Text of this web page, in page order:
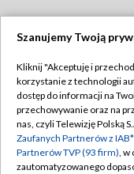
Abonament TVP
Emisja w TVP
Centrum informacji
Szanujemy Twoją
Kliknij "Akceptuję i
korzystanie z technologii
dostęp do informacji na
przechowywanie oraz na
nas, czyli Telewizję Polską
Zaufanych Partnerów z
Partnerów TVP (93 firm), w
zautomatyzowanego